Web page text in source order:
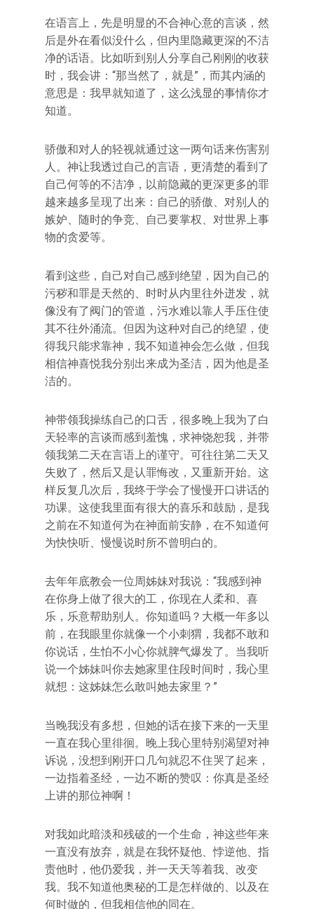
在语言上，先是明显的不合神心意的言谈，然
后是外在看似没什么，但内里隐藏更深的不洁
净的话语。比如听到别人分享自己刚刚的收获
时，我会讲：“那当然了，就是”，而其内涵的
意思是：我早就知道了，这么浅显的事情你才
知道。
骄傲和对人的轻视就通过这一两句话来伤害别
人。神让我透过自己的言语，更清楚的看到了
自己何等的不洁净，以前隐藏的更深更多的罪
越来越多呈现了出来：自己的骄傲、对别人的
嫉妒、随时的争竞、自己要掌权、对世界上事
物的贪爱等。
看到这些，自己对自己感到绝望，因为自己的
污秽和罪是天然的、时时从内里往外迸发，就
像没有了阀门的管道，污水难以靠人手压住使
其不往外涌流。但因为这种对自己的绝望，使
得我只能求靠神，我不知道神会怎么做，但我
相信神喜悦我分别出来成为圣洁，因为他是圣
洁的。
神带领我操练自己的口舌，很多晚上我为了白
天轻率的言谈而感到羞愧，求神饶恕我，并带
领我第二天在言语上的谨守。可往往第二天又
失败了，然后又是认罪悔改，又重新开始。这
样反复几次后，我终于学会了慢慢开口讲话的
功课。这使我里面有很大的喜乐和鼓励，是我
之前在不知道何为在神面前安静，在不知道何
为快快听、慢慢说时所不曾明白的。
去年年底教会一位周姊妹对我说：“我感到神
在你身上做了很大的工，你现在人柔和、喜
乐，乐意帮助别人。你知道吗？大概一年多以
前，在我眼里你就像一个小刺猬，我都不敢和
你说话，生怕不小心你就脾气爆发了。当我听
说一个姊妹叫你去她家里住段时间时，我心里
就想：这姊妹怎么敢叫她去家里？”
当晚我没有多想，但她的话在接下来的一天里
一直在我心里徘徊。晚上我心里特别渴望对神
诉说，没想到刚开口几句就忍不住哭了起来，
一边指着圣经，一边不断的赞叹：你真是圣经
上讲的那位神啊！
对我如此暗淡和残破的一个生命，神这些年来
一直没有放弃，就是在我怀疑他、悖逆他、指
责他时，他仍爱我，并一天天等着我、改变
我。我不知道他奥秘的工是怎样做的、以及在
何时做的，但我相信他的同在。